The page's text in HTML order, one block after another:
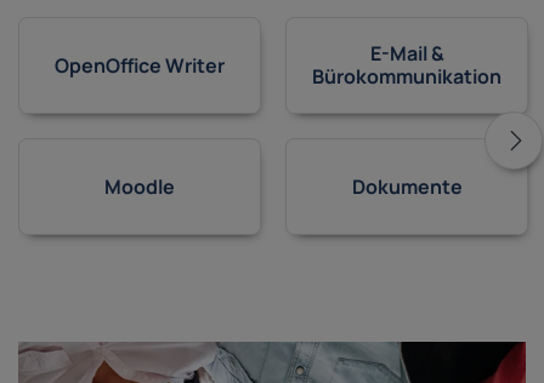
OpenOffice Writer
Moodle
E-Mail &
Bürokommunikation
Dokumente